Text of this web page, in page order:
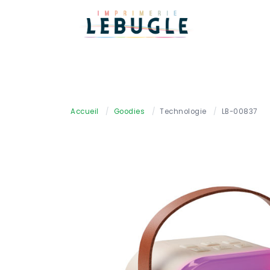
Accueil / Goodies / Technologie / LB-00837